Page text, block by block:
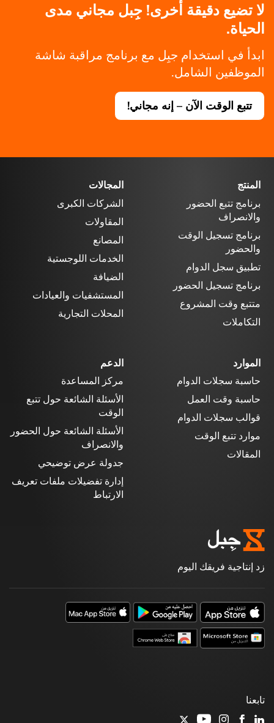
لا تضيع دقيقة أخرى! جِبل مجاني مدى
الحياة.
ابدأ في استخدام جبِل مع برنامج مراقبة شاشة
الموظفين الشامل.
تتبع الوقت الآن – إنه مجاني!
المنتج
برنامج تتبع الحضور
والانصراف
برنامج تسجيل الوقت
والحضور
تطبيق سجل الدوام
برنامج تسجيل الحضور
متتبع وقت المشروع
التكاملات
المجالات
الشركات الكبرى
المقاولات
المصانع
الخدمات اللوجستية
الضيافة
المستشفيات والعيادات
المحلات التجارية
الموارد
حاسبة سجلات الدوام
حاسبة وقت العمل
قوالب سجلات الدوام
موارد تتبع الوقت
المقالات
الدعم
مركز المساعدة
الأسئلة الشائعة حول تتبع
الوقت
الأسئلة الشائعة حول الحضور
والانصراف
جدولة عرض توضيحي
إدارة تفضيلات ملفات تعريف
الارتباط
زد إنتاجية فريقك اليوم
تابعنا